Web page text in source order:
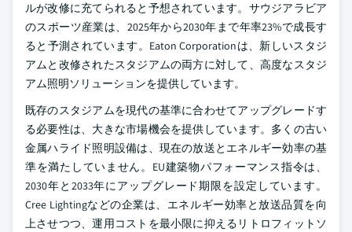
ルが改修に充てられると予想されています。サウジアラビア
のスポーツ産業は、2025年から2030年まで年率23%で成長す
ると予測されています。Eaton Corporationは、新しいスタジ
アムと改修されたスタジアムの両方に対して、高度なスタジ
アム照明ソリューションを提供しています。
既存のスタジアムを現代の基準に合わせてアップグレードす
る必要性は、大きな市場機会を提供しています。多くの古い
金属ハライド照明設備は、現在の放送とエネルギー効率の基
準を満たしていません。EU建築物パフォーマンス指令は、
2030年と2033年にアップグレード期限を設定しています。
Cree Lightingなどの企業は、エネルギー効率と放送品質を向
上させつつ、運用コストを最小限に抑えるリトロフィットソ